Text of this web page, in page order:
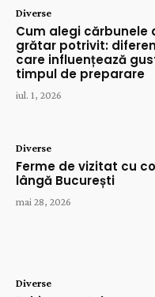
Diverse
Cum alegi cărbunele
grătar potrivit:
care influențează
timpul de preparare
iul. 1, 2026
Diverse
Ferme de vizitat cu
lângă București
mai 28, 2026
Diverse